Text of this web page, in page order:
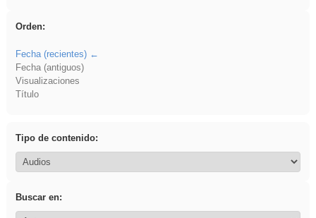
Orden:
Fecha (recientes)
Fecha (antiguos)
Visualizaciones
Título
Tipo de contenido:
Buscar en: